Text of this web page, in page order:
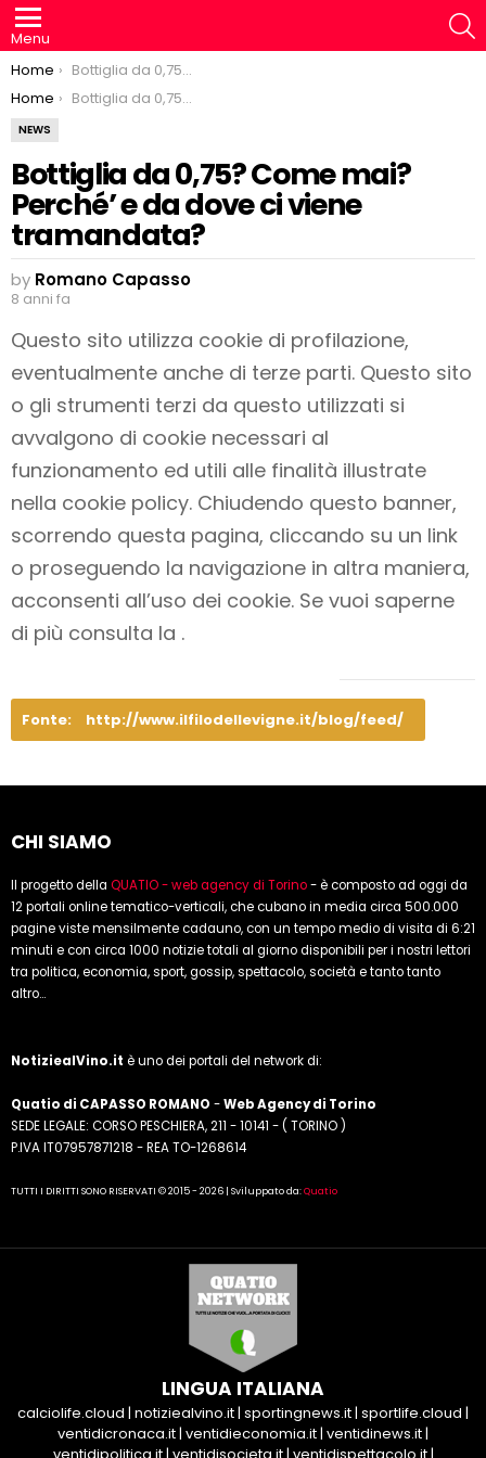
Menu
You are here:
Home
Bottiglia da 0,75? Come mai? Perché’ e da dove ci viene tramandata?
You are here:
Home Bottiglia da 0,75? Come mai? Perché’ e da dove ci viene tramandata?
NEWS
Bottiglia da 0,75? Come mai?
Perché’ e da dove ci viene
tramandata?
by Romano Capasso
8 anni fa
Questo sito utilizza cookie di profilazione,
eventualmente anche di terze parti. Questo sito
o gli strumenti terzi da questo utilizzati si
avvalgono di cookie necessari al
funzionamento ed utili alle finalità illustrate
nella cookie policy. Chiudendo questo banner,
scorrendo questa pagina, cliccando su un link
o proseguendo la navigazione in altra maniera,
acconsenti all’uso dei cookie. Se vuoi saperne
di più consulta la .
Fonte: http://www.ilfilodellevigne.it/blog/feed/
CHI SIAMO
Il progetto della QUATIO - web agency di Torino- è composto ad oggi da
12 portali online tematico-verticali, che cubano in media circa 500.000
pagine viste mensilmente cadauno, con un tempo medio di visita di 6:21
minuti e con circa 1000 notizie totali al giorno disponibili per i nostri lettori
tra politica, economia, sport, gossip, spettacolo, società e tanto tanto
altro...
NotiziealVino.it è uno dei portali del network di:
Quatio di CAPASSO ROMANO -Web Agency di Torino
SEDE LEGALE: CORSO PESCHIERA, 211 - 10141 - ( TORINO )
P.IVA IT07957871218 - REA TO-1268614
TUTTI I DIRITTI SONO RISERVATI © 2015 - 2026 | Sviluppato da:Quatio
LINGUA ITALIANA
calciolife.cloud | notiziealvino.it| sportingnews.it| sportlife.cloud |
ventidicronaca.it| ventidieconomia.it| ventidinews.it|